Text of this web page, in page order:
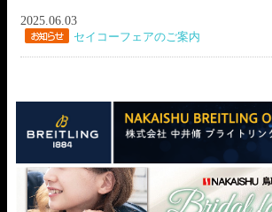
2025.06.03
セイコーフェアのご案内